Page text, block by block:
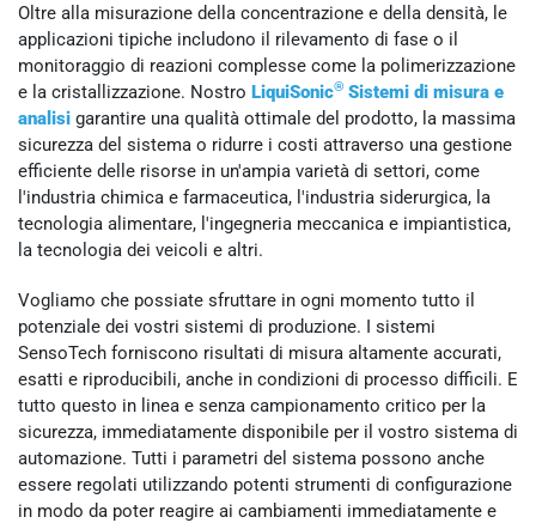
Oltre alla misurazione della concentrazione e della densità, le
applicazioni tipiche includono il rilevamento di fase o il
monitoraggio di reazioni complesse come la polimerizzazione
e la cristallizzazione. Nostro LiquiSonic® Sistemi di misura e
analisi garantire una qualità ottimale del prodotto, la massima
sicurezza del sistema o ridurre i costi attraverso una gestione
efficiente delle risorse in un'ampia varietà di settori, come
l'industria chimica e farmaceutica, l'industria siderurgica, la
tecnologia alimentare, l'ingegneria meccanica e impiantistica,
la tecnologia dei veicoli e altri.
Vogliamo che possiate sfruttare in ogni momento tutto il
potenziale dei vostri sistemi di produzione. I sistemi
SensoTech forniscono risultati di misura altamente accurati,
esatti e riproducibili, anche in condizioni di processo difficili. E
tutto questo in linea e senza campionamento critico per la
sicurezza, immediatamente disponibile per il vostro sistema di
automazione. Tutti i parametri del sistema possono anche
essere regolati utilizzando potenti strumenti di configurazione
in modo da poter reagire ai cambiamenti immediatamente e